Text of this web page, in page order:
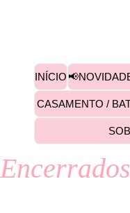
INÍCIO
CASAMENTO /